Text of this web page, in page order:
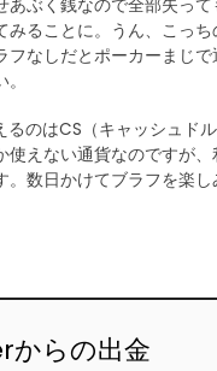
あぶく銭なので全部失っ
みることに。うん、こっ
フなしだとポーカーまじ
るのはCS（キャッシュド
使えない通貨なのですが
。数日かけてブラフを楽し
からの出金